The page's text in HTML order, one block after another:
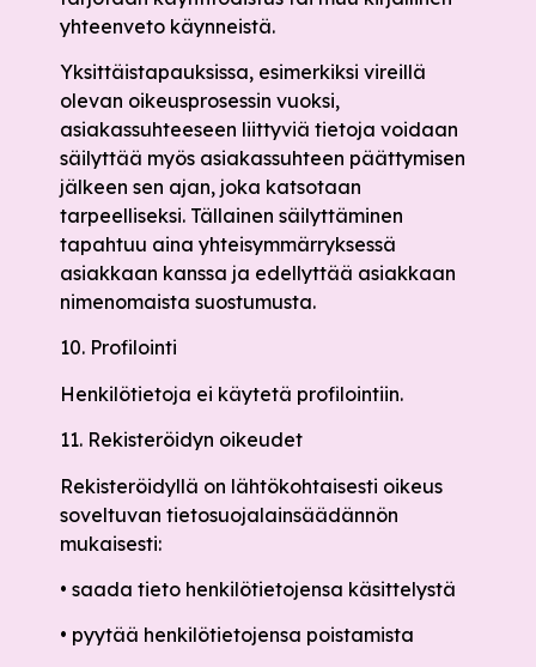
yhteenveto käynneistä.
Yksittäistapauksissa, esimerkiksi vireillä
olevan oikeusprosessin vuoksi,
asiakassuhteeseen liittyviä tietoja voidaan
säilyttää myös asiakassuhteen päättymisen
jälkeen sen ajan, joka katsotaan
tarpeelliseksi. Tällainen säilyttäminen
tapahtuu aina yhteisymmärryksessä
asiakkaan kanssa ja edellyttää asiakkaan
nimenomaista suostumusta.
10. Profilointi
Henkilötietoja ei käytetä profilointiin.
11. Rekisteröidyn oikeudet
Rekisteröidyllä on lähtökohtaisesti oikeus
soveltuvan tietosuojalainsäädännön
mukaisesti:
• saada tieto henkilötietojensa käsittelystä
• pyytää henkilötietojensa poistamista